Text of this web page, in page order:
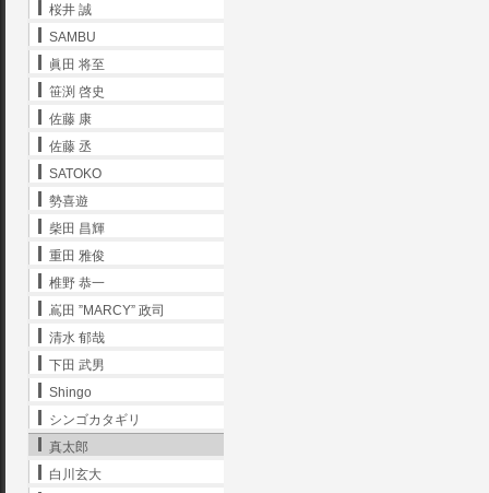
桜井 誠
SAMBU
眞田 将至
笹渕 啓史
佐藤 康
佐藤 丞
SATOKO
勢喜遊
柴田 昌輝
重田 雅俊
椎野 恭一
嶌田 ”MARCY” 政司
清水 郁哉
下田 武男
Shingo
シンゴカタギリ
真太郎
白川玄大